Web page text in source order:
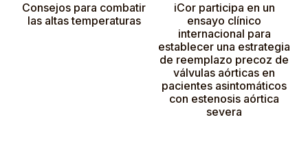
Consejos para combatir
las altas temperaturas
iCor participa en un
ensayo clínico
internacional para
establecer una estrategia
de reemplazo precoz de
válvulas aórticas en
pacientes asintomáticos
con estenosis aórtica
severa